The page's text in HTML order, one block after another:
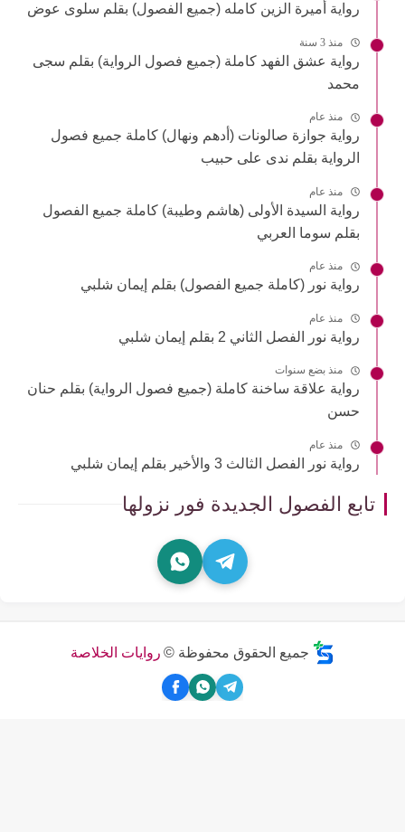
رواية أميرة الزين كامله (جميع الفصول) بقلم سلوى عوض
منذ 3 سنة
رواية عشق الفهد كاملة (جميع فصول الرواية) بقلم سجى
محمد
منذ عام
رواية جوازة صالونات (أدهم ونهال) كاملة جميع فصول
الرواية بقلم ندى على حبيب
منذ عام
رواية السيدة الأولى (هاشم وطيبة) كاملة جميع الفصول
بقلم سوما العربي
منذ عام
رواية نور (كاملة جميع الفصول) بقلم إيمان شلبي
منذ عام
رواية نور الفصل الثاني 2 بقلم إيمان شلبي
منذ بضع سنوات
رواية علاقة ساخنة كاملة (جميع فصول الرواية) بقلم حنان
حسن
منذ عام
رواية نور الفصل الثالث 3 والأخير بقلم إيمان شلبي
تابع الفصول الجديدة فور نزولها
جميع الحقوق محفوظة © روايات الخلاصة